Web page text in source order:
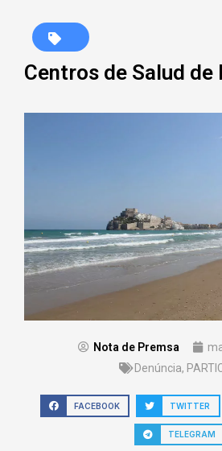
Centros de Salud de
Nota de Premsa
Denúncia,
FACEBOOK TWITTER
TELEGRAM